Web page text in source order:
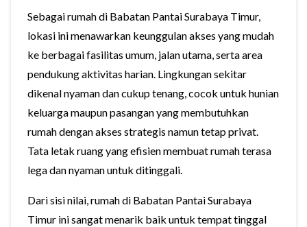
Sebagai rumah di Babatan Pantai Surabaya Timur,
lokasi ini menawarkan keunggulan akses yang mudah
ke berbagai fasilitas umum, jalan utama, serta area
pendukung aktivitas harian. Lingkungan sekitar
dikenal nyaman dan cukup tenang, cocok untuk hunian
keluarga maupun pasangan yang membutuhkan
rumah dengan akses strategis namun tetap privat.
Tata letak ruang yang efisien membuat rumah terasa
lega dan nyaman untuk ditinggali.
Dari sisi nilai, rumah di Babatan Pantai Surabaya
Timur ini sangat menarik baik untuk tempat tinggal